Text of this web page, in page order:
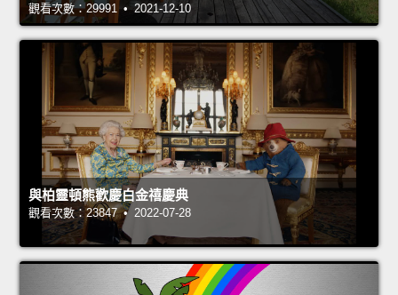
觀看次數：29991 • 2021-12-10
與柏靈頓熊歡慶白金禧慶典
觀看次數：23847 • 2022-07-28